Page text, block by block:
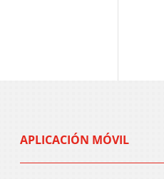
APLICACIÓN MÓVIL